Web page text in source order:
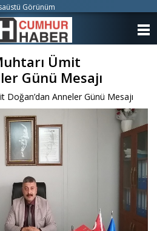
Ümit
Günü Mesajı
Doğan’dan Anneler Günü Mesajı
Görünüm
KATEGORİLER
YAZARLAR